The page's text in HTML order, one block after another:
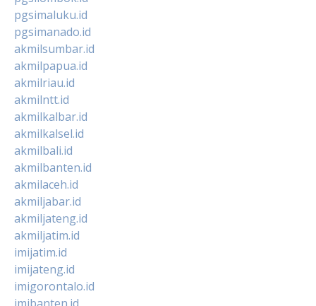
pgsimaluku.id
pgsimanado.id
akmilsumbar.id
akmilpapua.id
akmilriau.id
akmilntt.id
akmilkalbar.id
akmilkalsel.id
akmilbali.id
akmilbanten.id
akmilaceh.id
akmiljabar.id
akmiljateng.id
akmiljatim.id
imijatim.id
imijateng.id
imigorontalo.id
imibanten.id